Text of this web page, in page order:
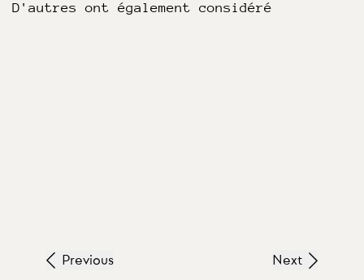
D'autres ont également considéré
Previous Next